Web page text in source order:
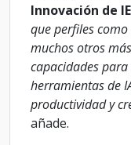
Innovación de
que perfiles
muchos otros
capacidades
herramientas de
productividad y
añade.